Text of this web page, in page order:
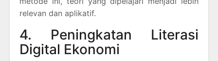
relevan dan aplikatif.
4. Peningkatan Literasi
Digital Ekonomi